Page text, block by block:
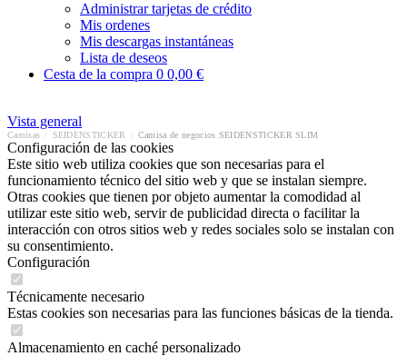
Administrar tarjetas de crédito
Mis ordenes
Mis descargas instantáneas
Lista de deseos
Cesta de la compra 0 0,00 €
Vista general
Camisas SEIDENSTICKER Camisa de negocios SEIDENSTICKER SLIM
Configuración de las cookies
Este sitio web utiliza cookies que son necesarias para el
funcionamiento técnico del sitio web y que se instalan siempre.
Otras cookies que tienen por objeto aumentar la comodidad al
utilizar este sitio web, servir de publicidad directa o facilitar la
interacción con otros sitios web y redes sociales solo se instalan con
su consentimiento.
Configuración
Técnicamente necesario
Estas cookies son necesarias para las funciones básicas de la tienda.
Almacenamiento en caché personalizado